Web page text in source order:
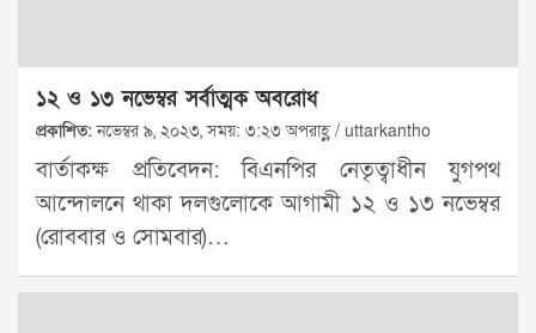
১২ ও ১৩ নভেম্বর সর্বাত্মক অবরোধ
প্রকাশিত:নভেম্বর ৯, ২০২৩, সময়: ৩:২৩ অপরাহ্ণ / uttarkantho
বার্তাকক্ষ প্রতিবেদন: বিএনপির নেতৃত্বাধীন যুগপথ
আন্দোলনে থাকা দলগুলোকে আগামী ১২ ও ১৩ নভেম্বর
(রোববার ও সোমবার)…